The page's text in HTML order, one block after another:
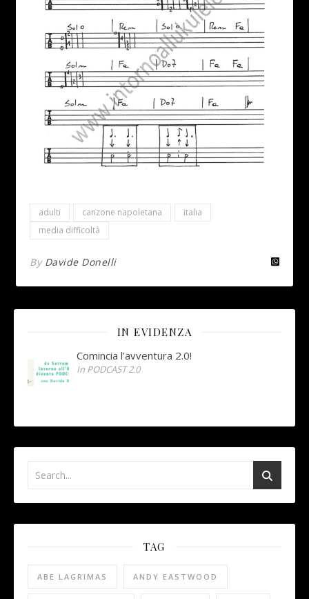
adulti canzone napoletana
italia
media difficoltà
By Davide Donelli
IN EVIDENZA
Comincia l’avventura 2.0!
In PODCAST 2.0
TAG
ABE LAGRIMAS ANDY EASTWOOD